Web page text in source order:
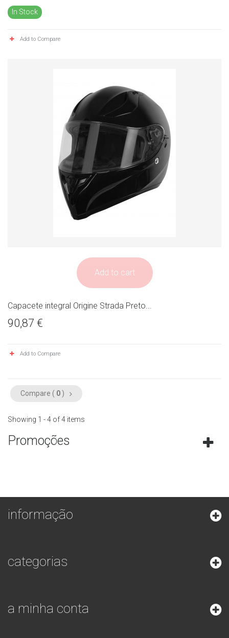
In Stock
Add to Compare
Add to cart
Capacete integral Origine Strada Preto...
90,87 €
Add to Compare
Compare ( 0 )
Showing 1 - 4 of 4 items
Promoções
informação
categorias
a minha conta